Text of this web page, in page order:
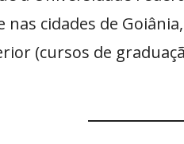
cidades de
(cursos de